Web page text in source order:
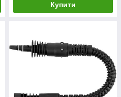
Купити